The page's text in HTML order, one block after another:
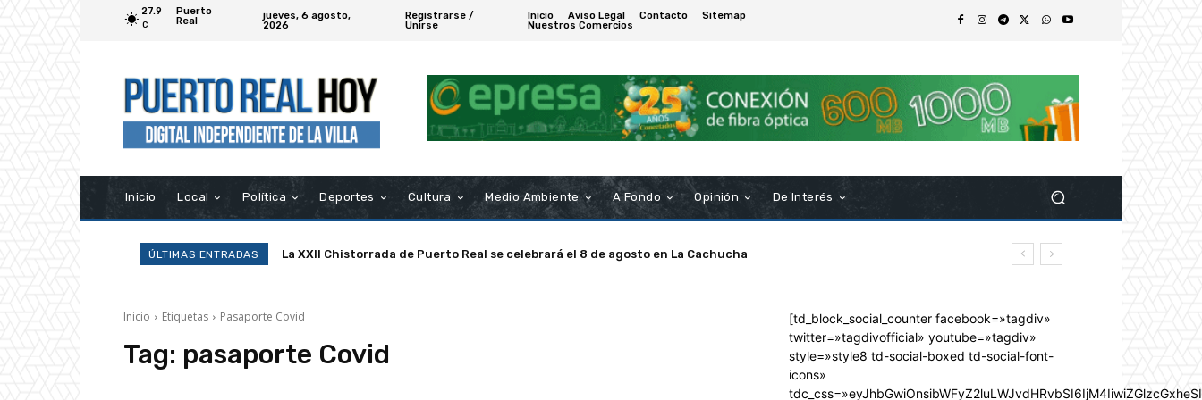
27.9
C
Puerto
Real
jueves, 6 agosto,
2026
Registrarse /
Unirse
Inicio Aviso Legal Contacto
Sitemap
Nuestros Comercios
Inicio Local Política Deportes Cultura Medio Ambiente A Fondo Opinión De Interés
ÚLTIMAS ENTRADAS La XXII Chistorrada de Puerto Real se celebrará el 8 de agosto en La Cachucha
Inicio Etiquetas Pasaporte Covid
Tag: pasaporte Covid
[td_block_social_counter facebook=»tagdiv»
twitter=»tagdivofficial» youtube=»tagdiv»
style=»style8 td-social-boxed td-social-font-
icons»